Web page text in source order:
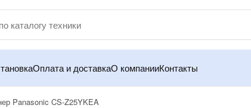
Оплата и доставкаО компанииКонтакты
Panasonic CS-Z25YKEA